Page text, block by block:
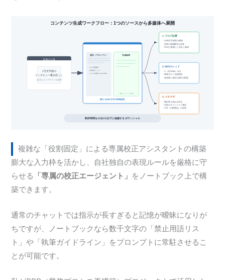
複雑な「役割固定」による専属校正アシスタントの構築
膨大な入力枠を活かし、自社独自の表現ルールを厳格に守
らせる
「専属の校正エージェント」 をノートブック上で構
築できます。
通常のチャットでは指示が長すぎると記憶が曖昧になりが
ちですが、ノートブックなら数千文字の「禁止用語リス
ト」や「執筆ガイドライン」をプロンプトに常駐させるこ
とが可能です。